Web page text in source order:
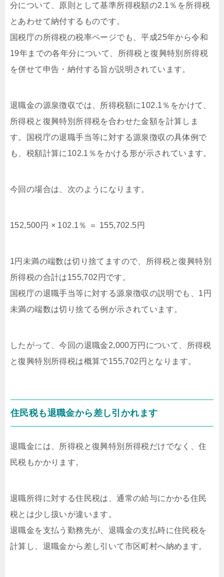
分について、原則として基準所得税額の2.1％を所得税
とあわせて納付するものです。
国税庁の所得税の税率ページでも、平成25年から令和
19年までの各年分について、所得税と復興特別所得税
を併せて申告・納付する旨が説明されています。
退職金の源泉徴収では、所得税額に102.1％をかけて、
所得税と復興特別所得税を合わせた金額を計算しま
す。国税庁の退職手当等に対する源泉徴収の具体例で
も、税額計算に102.1％をかける形が示されています。
今回の場合は、次のようになります。
152,500円 × 102.1％ ＝ 155,702.5円
1円未満の端数は切り捨てますので、所得税と復興特別
所得税の合計は155,702円です。
国税庁の退職手当等に対する源泉徴収の説明でも、1円
未満の端数は切り捨てる例が示されています。
したがって、今回の退職金2,000万円について、所得税
と復興特別所得税は概算で155,702円となります。
住民税も退職金から差し引かれます
退職金には、所得税と復興特別所得税だけでなく、住
民税もかかります。
退職所得に対する住民税は、通常の給与にかかる住民
税とは少し扱いが違います。
退職金を支払う勤務先が、退職金の支払時に住民税を
計算し、退職金から差し引いて市区町村へ納めます。